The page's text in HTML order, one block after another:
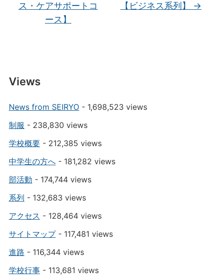
ス・ケアサポートコ
ース】
【ビジネス系列】 →
Views
News from SEIRYO- 1,698,523 views
制服 - 238,830 views
学校概要- 212,385 views
中学生の方へ- 181,282 views
部活動 - 174,744 views
系列 - 132,683 views
アクセス - 128,464 views
サイトマップ- 117,481 views
進路 - 116,344 views
学校行事- 113,681 views